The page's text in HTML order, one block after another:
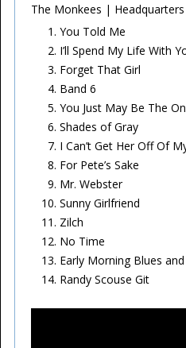
The Monkees | Headquarters
You Told Me
I’ll Spend My Life With
Forget That Girl
Band 6
You Just May Be The
Shades of Gray
I Can’t Get Her Off Of
For Pete’s Sake
Mr. Webster
Sunny Girlfriend
Zilch
No Time
Early Morning Blues
Randy Scouse Git